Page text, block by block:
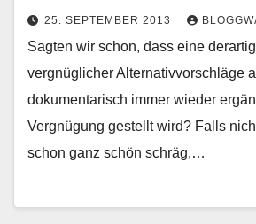
25. SEPTEMBER 2013
Sagten wir schon, dass eine
vergnüglicher Alternativvorschläge
dokumentarisch immer wieder
Vergnügung gestellt wird? Falls
schon ganz schön schräg,…